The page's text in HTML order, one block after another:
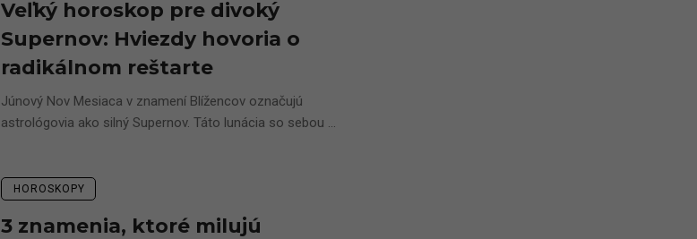
Veľký horoskop pre divoký
Supernov: Hviezdy hovoria o
radikálnom reštarte
Júnový Nov Mesiaca v znamení Blížencov označujú
astrológovia ako silný Supernov. Táto lunácia so sebou ...
HOROSKOPY
3 znamenia, ktoré milujú